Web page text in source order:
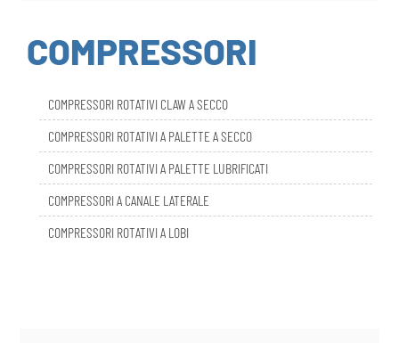
COMPRESSORI
COMPRESSORI ROTATIVI A PALETTE A SECCO
COMPRESSORI ROTATIVI A PALETTE LUBRIFICATI
COMPRESSORI A CANALE LATERALE
COMPRESSORI ROTATIVI A LOBI